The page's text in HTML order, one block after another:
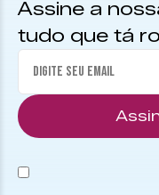
Assine a
tudo que tá